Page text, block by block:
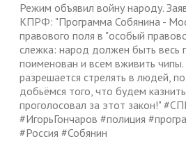
Режим объявил войну народу.
КПРФ: "Программа Собянина -
правового поля в "особый
слежка: народ должен быть весь
поименован и всем вживить
разрешается стрелять в людей,
добьёмся того, что будем
проголосовал за этот закон!"
#ИгорьГончаров #полиция
#Россия #Собянин